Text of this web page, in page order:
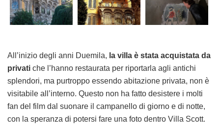
All’inizio degli anni Duemila, la villa è stata acquistata da
privati che l’hanno restaurata per riportarla agli antichi
splendori, ma purtroppo essendo abitazione privata, non è
visitabile all’interno. Questo non ha fatto desistere i molti
fan del film dal suonare il campanello di giorno e di notte,
con la speranza di potersi fare una foto dentro Villa Scott.